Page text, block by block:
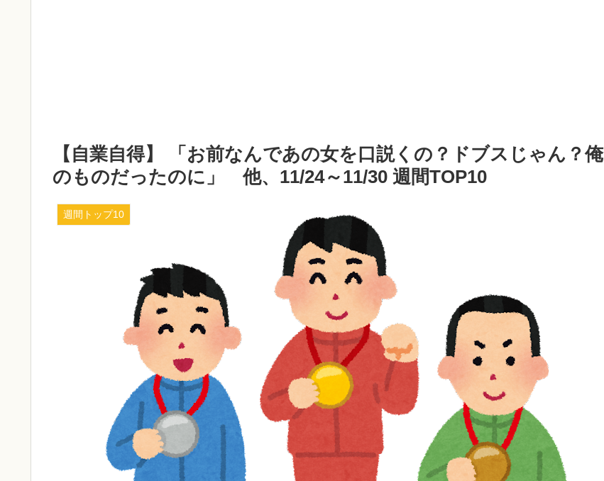
【自業自得】 「お前なんであの女を口説くの？ドブスじゃん？俺
のものだったのに」 他、11/24～11/30 週間TOP10
週間トップ10